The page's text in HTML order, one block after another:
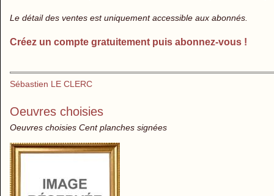
Le détail des ventes est uniquement accessible aux abonnés.
Créez un compte gratuitement puis abonnez-vous !
Sébastien LE CLERC
Oeuvres choisies
Oeuvres choisies Cent planches signées